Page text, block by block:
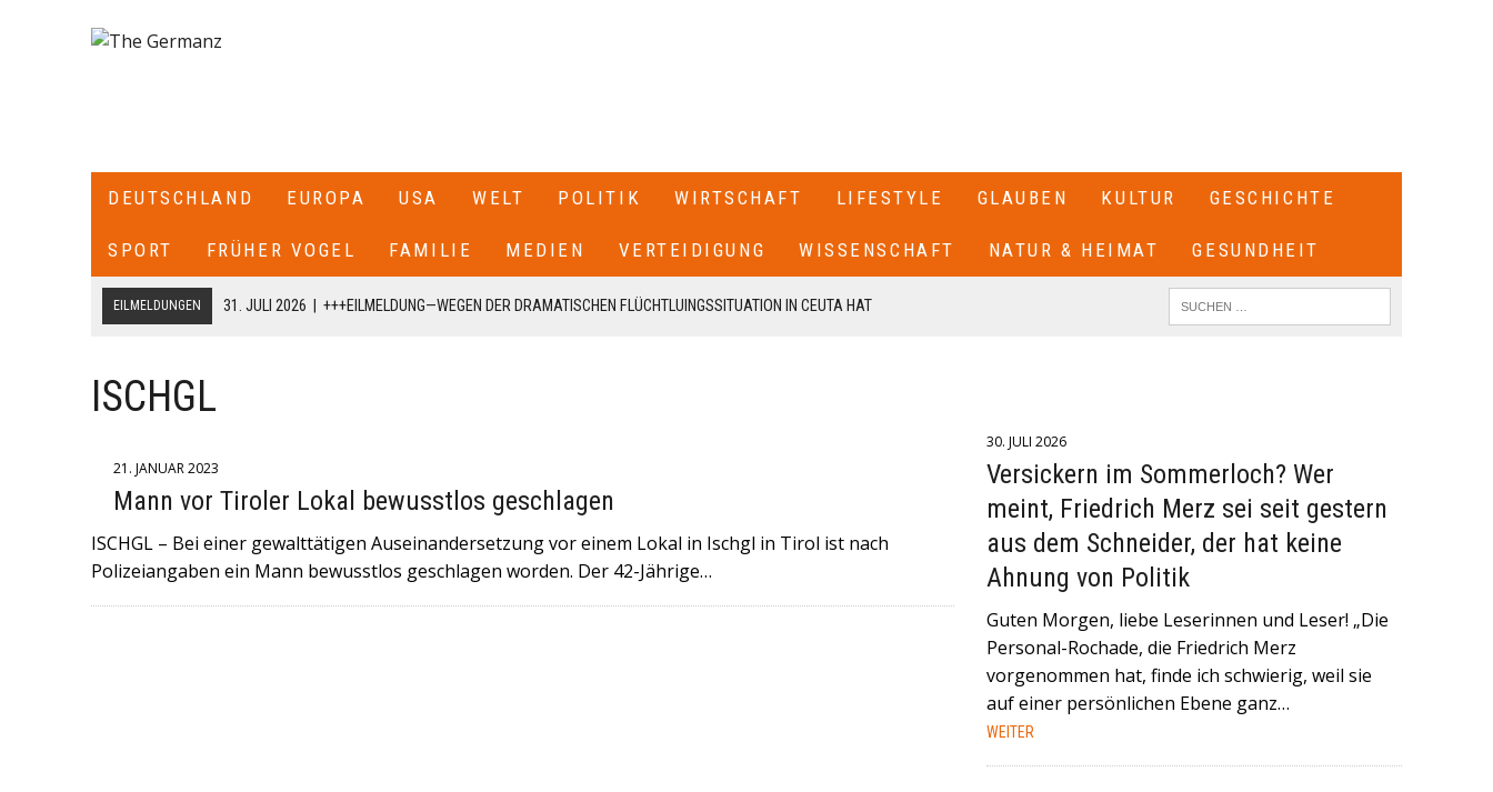
DEUTSCHLAND EUROPA USA WELT POLITIK WIRTSCHAFT LIFESTYLE GLAUBEN KULTUR GESCHICHTE
SPORT FRÜHER VOGEL FAMILIE MEDIEN VERTEIDIGUNG WISSENSCHAFT NATUR & HEIMAT GESUNDHEIT
EILMELDUNGEN 31. JULI 2026
+++EILMELDUNG—WEGEN DER DRAMATISCHEN FLÜCHTLUINGSSITUATION IN CEUTA HAT
18. JULI 2026 |
FRAKTION SCHREIBT ER: „ICH HABE DIE PARTEIVORSITZENDEN VON CDU UND CSU, FRIEDRICH MERZ UND MARKUS SÖDER,
CDU/CSU-BUNDESTAGSFRAKTION ZURÜCKTRETE.+++
FULMINANTE WM-SIEGE EINGEFAHREN UND TREFFEN AM SAMSTAG IN MIAMI ZUM VIERTELFINALE AUFEINANDER+++
ISCHGL
21. JANUAR 2023
Mann vor Tiroler Lokal bewusstlos geschlagen
ISCHGL – Bei einer gewalttätigen Auseinandersetzung vor einem Lokal in Ischgl in Tirol ist nach
Polizeiangaben ein Mann bewusstlos geschlagen worden. Der 42-Jährige…
30. JULI 2026
Versickern im Sommerloch? Wer
meint, Friedrich Merz sei seit gestern
aus dem Schneider, der hat keine
Ahnung von Politik
Guten Morgen, liebe Leserinnen und Leser! „Die
Personal-Rochade, die Friedrich Merz
vorgenommen hat, finde ich schwierig, weil sie
auf einer persönlichen Ebene ganz…
WEITER